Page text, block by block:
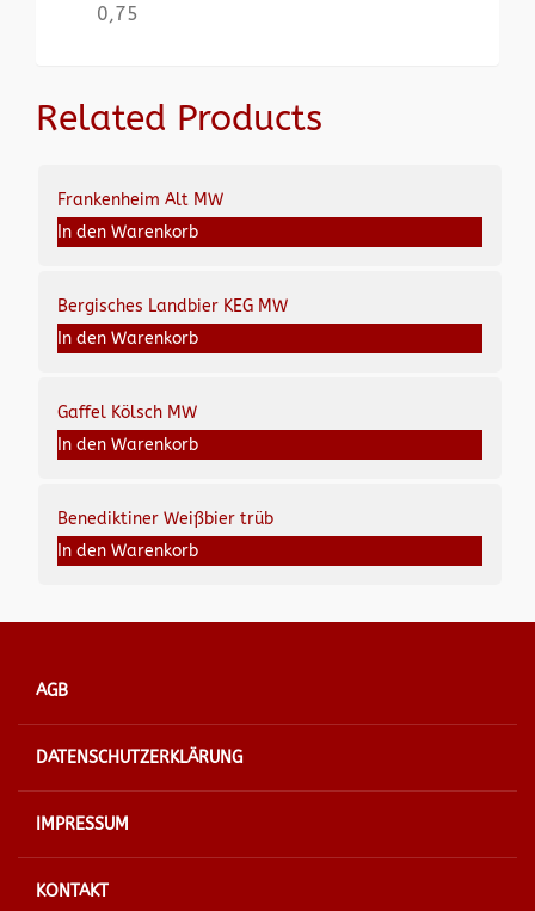
0,75
Related Products
Frankenheim Alt MW
In den Warenkorb
Bergisches Landbier KEG MW
In den Warenkorb
Gaffel Kölsch MW
In den Warenkorb
Benediktiner Weißbier trüb
In den Warenkorb
AGB
DATENSCHUTZERKLÄRUNG
IMPRESSUM
KONTAKT